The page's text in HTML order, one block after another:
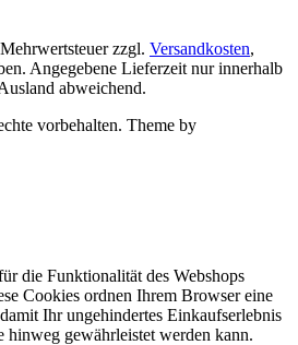
zzgl. Versandkosten,
Angegebene Lieferzeit nur innerhalb
abweichend.
vorbehalten. Theme by
die Funktionalität des Webshops
Cookies ordnen Ihrem Browser eine
Ihr ungehindertes Einkaufserlebnis
hinweg gewährleistet werden kann.